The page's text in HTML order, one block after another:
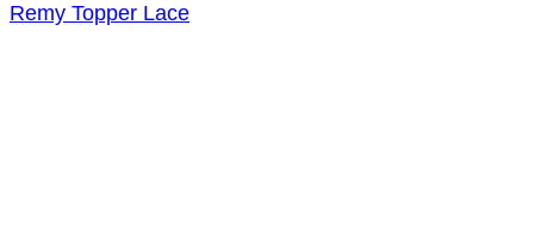
Remy Topper Lace